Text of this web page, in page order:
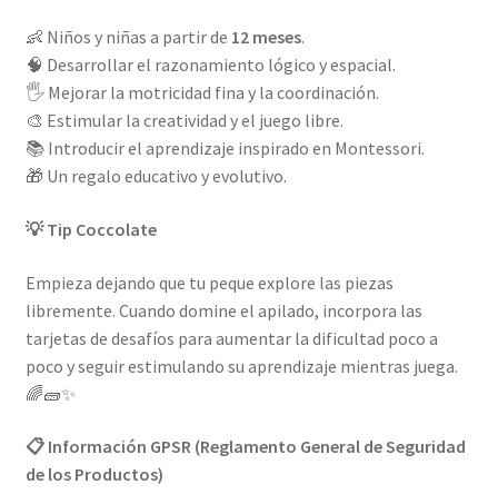
👶 Niños y niñas a partir de 12 meses.
🧠 Desarrollar el razonamiento lógico y espacial.
🖐️ Mejorar la motricidad fina y la coordinación.
🎨 Estimular la creatividad y el juego libre.
📚 Introducir el aprendizaje inspirado en Montessori.
🎁 Un regalo educativo y evolutivo.
💡 Tip Coccolate
Empieza dejando que tu peque explore las piezas
libremente. Cuando domine el apilado, incorpora las
tarjetas de desafíos para aumentar la dificultad poco a
poco y seguir estimulando su aprendizaje mientras juega.
🌈🧱✨
📋 Información GPSR (Reglamento General de Seguridad
de los Productos)